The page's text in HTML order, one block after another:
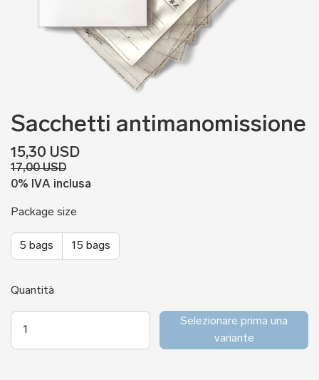
Sacchetti antimanomissione
15,30 USD
17,00 USD
0% IVA inclusa
Package size
5 bags 15 bags
Quantità
Selezionare prima una
variante